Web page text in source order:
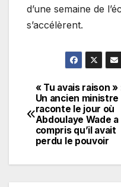
d’une semaine de
s’accélèrent.
de
l’article
« Tu avais raison »
Un ancien ministre
raconte le jour où
Abdoulaye Wade a
compris qu’il avait
perdu le pouvoir